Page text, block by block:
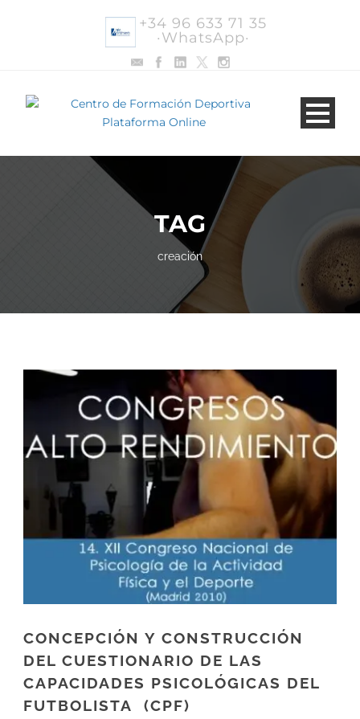
+34 96 633 71 35
·WhatsApp·
TAG
creación
CONCEPCIÓN Y CONSTRUCCIÓN
DEL CUESTIONARIO DE LAS
CAPACIDADES PSICOLÓGICAS DEL
FUTBOLISTA (CPF)